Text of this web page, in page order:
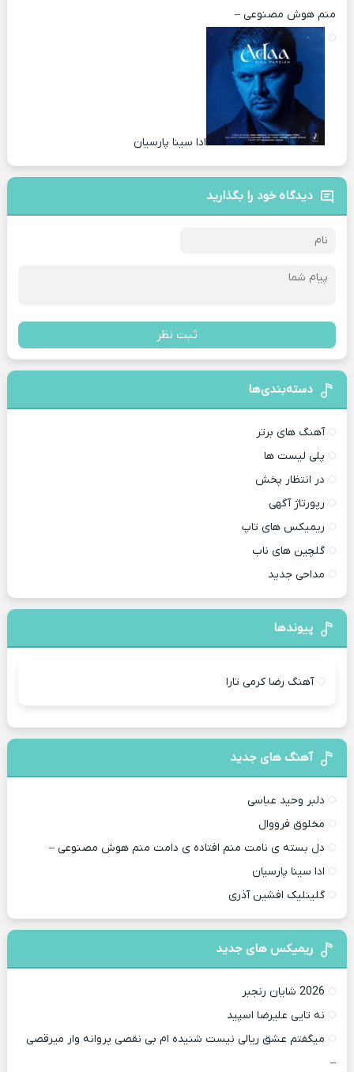
منم هوش مصنوعی –
ادا سینا پارسیان
دیدگاه خود را بگذارید
ثبت نظر
دسته‌بندی‌ها
آهنگ های برتر
پلی لیست ها
در انتظار پخش
رپورتاژ آگهی
ریمیکس های تاپ
گلچین های ناب
مداحی جدید
پیوندها
آهنگ رضا کرمی تارا
آهنگ های جدید
دلبر وحید عباسی
مخلوق فرووال
دل بسته ی نامت منم افتاده ی دامت منم هوش مصنوعی –
ادا سینا پارسیان
گلینلیک افشین آذری
ریمیکس های جدید
2026 شایان رنجبر
نه تایی علیرضا اسپید
میگفتم عشق ریالی نیست شنیده ام بی نقصی پروانه وار میرقصی
–